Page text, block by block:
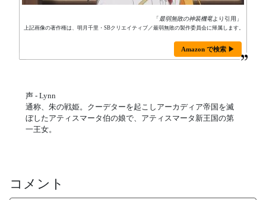
「最弱無敗の神装機竜より引用」
上記画像の著作権は、明月千里・SBクリエイティブ／最弱無敗の製作委員会に帰属します。
Amazon で検索 ▶
声 - Lynn
通称、朱の戦姫。クーデターを起こしアーカディア帝国を滅
ぼしたアティスマータ伯の娘で、アティスマータ新王国の第
一王女。
コメント